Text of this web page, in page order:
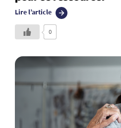
Lire l’article
0